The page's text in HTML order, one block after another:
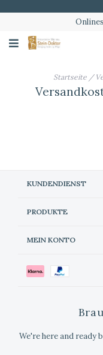
Startseite /
KUNDENDIENST
PRODUKTE
MEIN KONTO
We're here and ready